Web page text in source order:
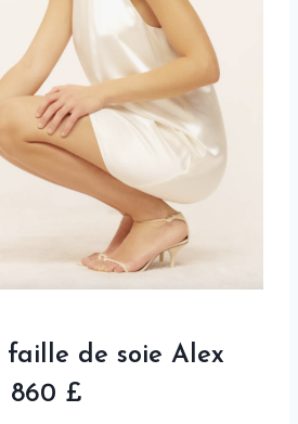
faille de soie Alex
860 £